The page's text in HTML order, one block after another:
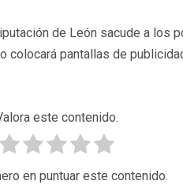
de León sacude a los
colocará pantallas de
este contenido.
en puntuar este contenido.